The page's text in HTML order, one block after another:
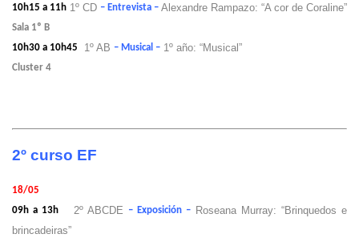
10h15 a 11h 1º CD – Entrevista – Alexandre Rampazo: “A cor de Coraline”
Sala 1º B
10h30 a 10h45
1º AB – Musical – 1º año: “Musical”
Cluster 4
2º curso EF
18/05
09h a 13h
2º ABCDE – Exposición –
Roseana Murray: “Brinquedos e
brincadeiras”